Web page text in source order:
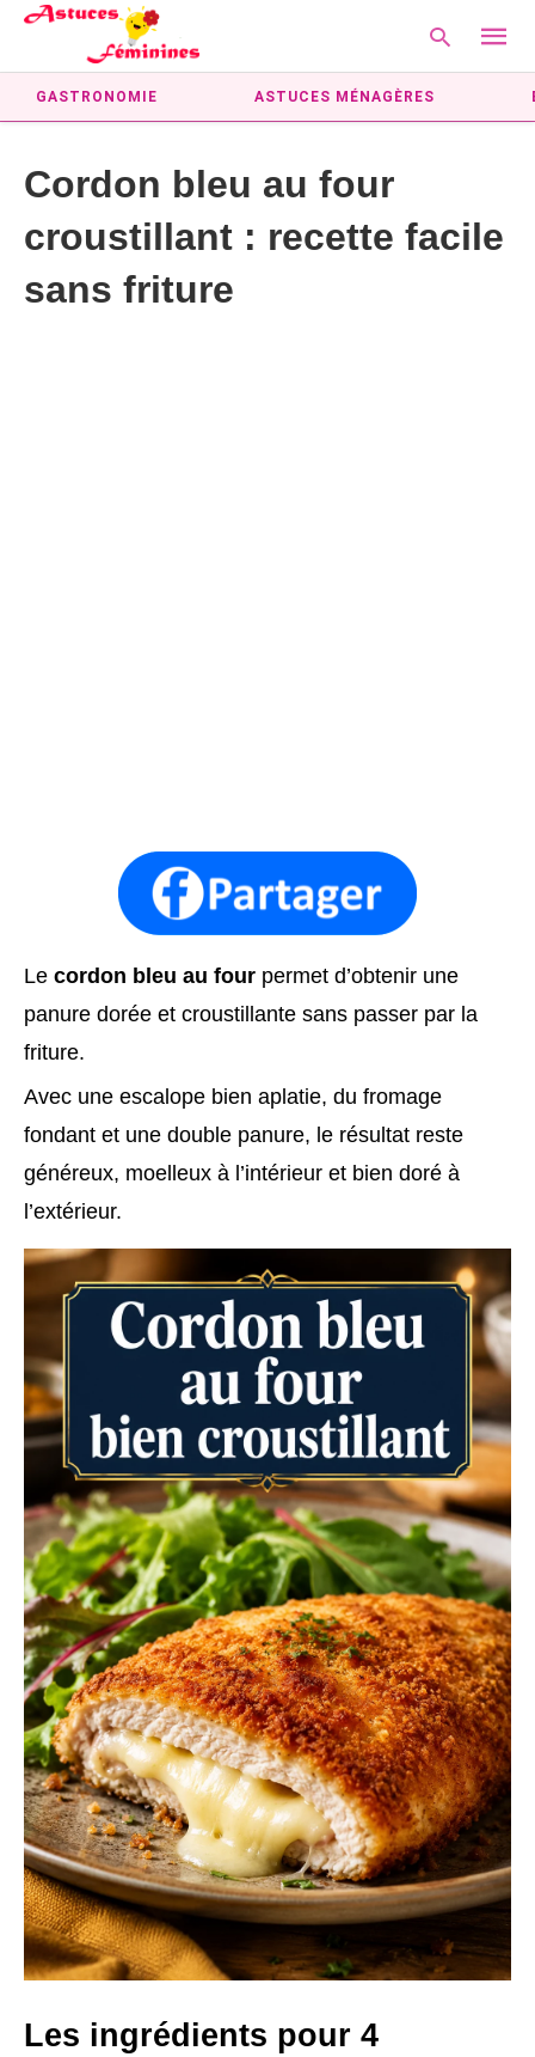
search
query
GASTRONOMIE ASTUCES MÉNAGÈRES
Cordon bleu au four
croustillant : recette facile
sans friture
Le cordon bleu au four permet d’obtenir une
panure dorée et croustillante sans passer par la
friture.
Avec une escalope bien aplatie, du fromage
fondant et une double panure, le résultat reste
généreux, moelleux à l’intérieur et bien doré à
l’extérieur.
Les ingrédients pour 4